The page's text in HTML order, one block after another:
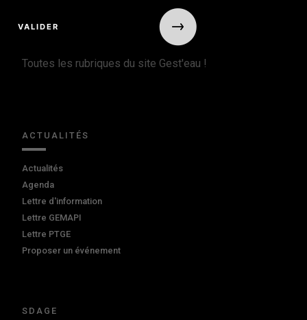
Toutes les rubriques du site Gest'eau !
ACTUALITÉS
Actualités
Agenda
Lettre d'information
Lettre GEMAPI
Lettre PTGE
Proposer un événement
SDAGE